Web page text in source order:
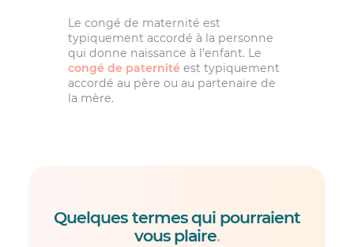
Le congé de maternité est
typiquement accordé à la personne
qui donne naissance à l’enfant. Le
congé de paternité est typiquement
accordé au père ou au partenaire de
la mère.
Quelques termes qui pourraient
vous plaire.